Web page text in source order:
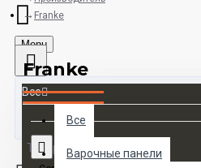
Menu
Все
Все
Варочные панели
Товаров 0 (0 руб.)
Franke
Franke